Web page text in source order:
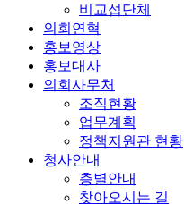
비교섭단체
의회연혁
홍보영상
홍보대사
의회사무처
조직현황
업무계획
정책지원관 현황
청사안내
층별안내
찾아오시는 길